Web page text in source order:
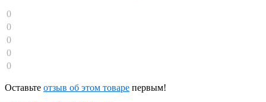
0
0
0
0
0
Оставьте отзыв об этом товаре первым!